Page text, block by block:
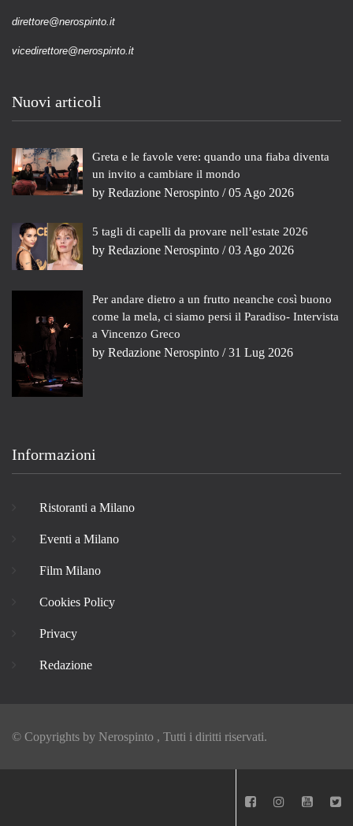
direttore@nerospinto.it
vicedirettore@nerospinto.it
Nuovi articoli
Greta e le favole vere: quando una fiaba diventa
un invito a cambiare il mondo
by Redazione Nerospinto / 05 Ago 2026
5 tagli di capelli da provare nell’estate 2026
by Redazione Nerospinto / 03 Ago 2026
Per andare dietro a un frutto neanche così buono
come la mela, ci siamo persi il Paradiso- Intervista
a Vincenzo Greco
by Redazione Nerospinto / 31 Lug 2026
Informazioni
Ristoranti a Milano
Eventi a Milano
Film Milano
Cookies Policy
Privacy
Redazione
© Copyrights by Nerospinto , Tutti i diritti riservati.